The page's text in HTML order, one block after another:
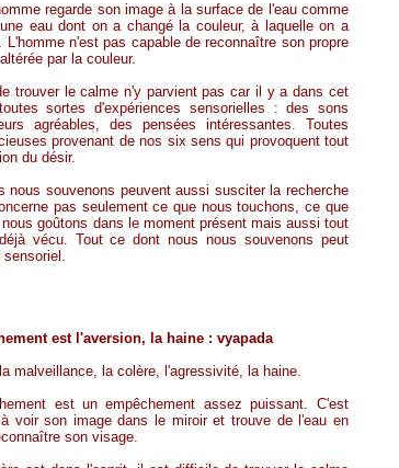
regarde son image à la surface de l'eau comme
eau dont on a changé la couleur, à laquelle on a
L'homme n'est pas capable de reconnaître son propre
par la couleur.
trouver le calme n'y parvient pas car il y a dans cet
sortes d'expériences sensorielles : des sons
agréables, des pensées intéressantes. Toutes
provenant de nos six sens qui provoquent tout
du désir.
nous souvenons peuvent aussi susciter la recherche
pas seulement ce que nous touchons, ce que
goûtons dans le moment présent mais aussi tout
vécu. Tout ce dont nous nous souvenons peut
est l'aversion, la haine : vyapada
malveillance, la colère, l'agressivité, la haine.
est un empêchement assez puissant. C'est
voir son image dans le miroir et trouve de l'eau en
son visage.